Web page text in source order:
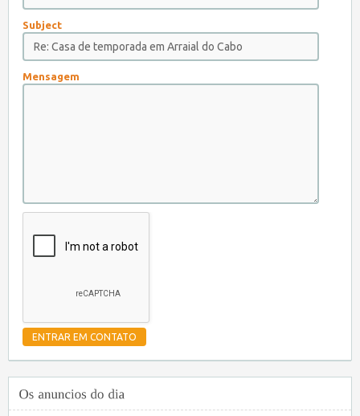
Subject
Mensagem